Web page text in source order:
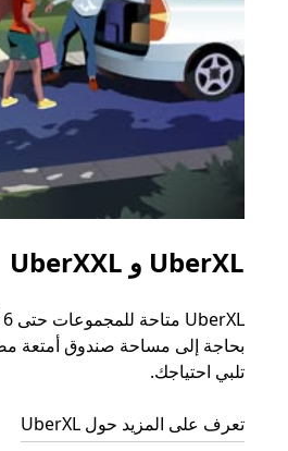
UberXL و UberXXL
تلبي احتياجك.
تعرف على المزيد حول UberXL